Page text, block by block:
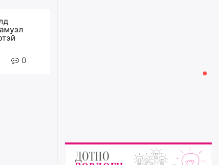
0
Ц.Сандаг-Очир: COP17 ба